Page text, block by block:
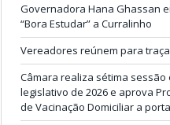
Governadora Hana Ghassan
“Bora Estudar” a Curralinho
Vereadores reúnem para
Câmara realiza sétima
legislativo de 2026 e aprova
de Vacinação Domiciliar a